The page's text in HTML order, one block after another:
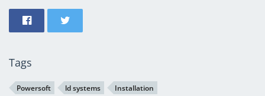
Tags
Powersoft ld systems Installation